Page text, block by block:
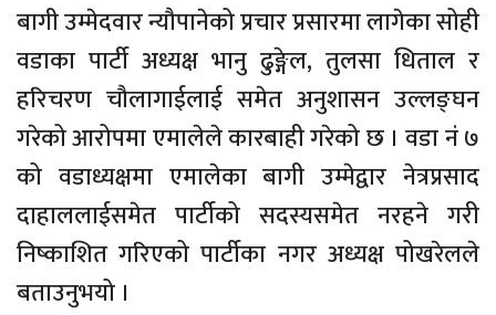
बागी उम्मेदवार न्यौपानेको प्रचार प्रसारमा लागेका सोही
वडाका पार्टी अध्यक्ष भानु ढुङ्गेल, तुलसा धिताल र
हरिचरण चौलागाईलाई समेत अनुशासन उल्लङ्घन
गरेको आरोपमा एमालेले कारबाही गरेको छ । वडा नं ७
को वडाध्यक्षमा एमालेका बागी उम्मेद्वार नेत्रप्रसाद
दाहाललाईसमेत पार्टीको सदस्यसमेत नरहने गरी
निष्काशित गरिएको पार्टीका नगर अध्यक्ष पोखरेलले
बताउनुभयो ।